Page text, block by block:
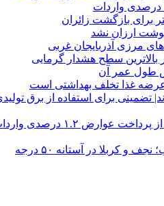
برای بازگشت زائران
بالاترین سطح هشدار گرمایی
طول عمر آن
عرضه غذا تخلف بهداشتی است
برای استفاده از برق
کربلا در آستانه ۵۰ درجه